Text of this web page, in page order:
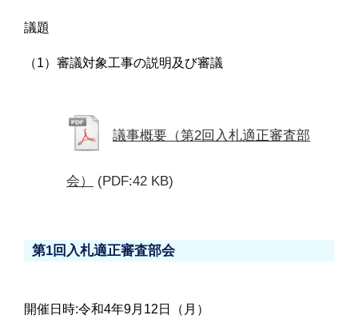
議題
（1）審議対象工事の説明及び審議
議事概要（第2回入札適正審査部
会） (PDF:42 KB)
第1回入札適正審査部会
開催日時:令和4年9月12日（月）